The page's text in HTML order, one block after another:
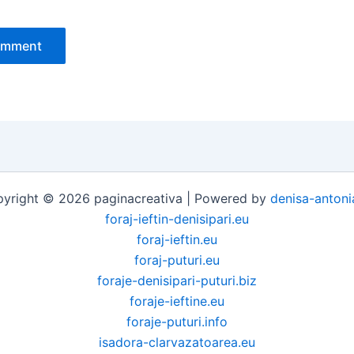
© 2026 paginacreativa | Powered by denisa-
foraj-ieftin-denisipari.eu
foraj-ieftin.eu
foraj-puturi.eu
foraje-denisipari-puturi.biz
foraje-ieftine.eu
foraje-puturi.info
isadora-clarvazatoarea.eu